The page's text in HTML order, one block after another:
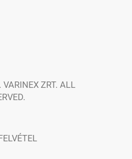
ZRT. ALL